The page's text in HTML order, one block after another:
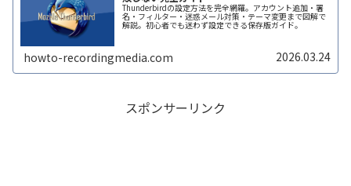
Thunderbirdの設定方法を完全網羅。アカウント追加・署
名・フィルター・迷惑メール対策・テーマ変更まで図解で
解説。初心者でも迷わず設定できる保存版ガイド。
howto-recordingmedia.com 2026.03.24
スポンサーリンク